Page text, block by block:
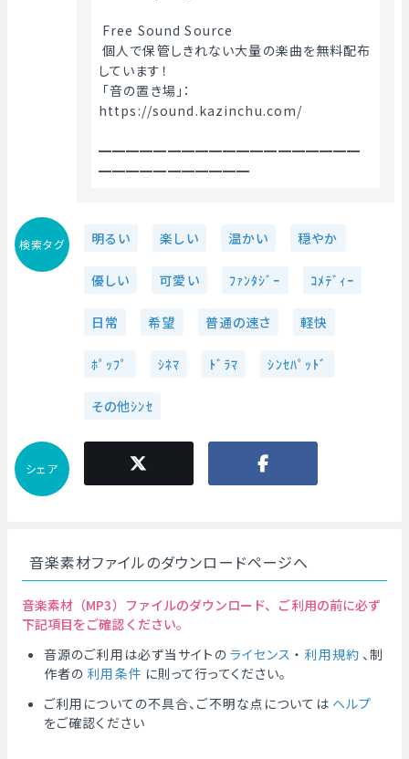
Free Sound Source
個人で保管しきれない大量の楽曲を無料配布
しています！
https://sound.kazinchu.com/
━━━━━━━━━━━━━━━━━━━
━━━━━━━━━━━
検索タグ 明るい 楽しい 温かい 穏やか
優しい 可愛い ﾌｧﾝﾀｼﾞｰ ｺﾒﾃﾞｨｰ
日常 希望 普通の速さ 軽快
ﾎﾟｯﾌﾟ ｼﾈﾏ ﾄﾞﾗﾏ ｼﾝｾﾊﾟｯﾄﾞ
その他ｼﾝｾ
シェア
音楽素材ファイルのダウンロードページへ
音楽素材（MP3）ファイルのダウンロード、ご利用の前に必ず
下記項目をご確認ください。
音源のご利用は必ず当サイトの ライセンス ・ 利用規約 、制
作者の 利用条件 に則って行ってください。
ご利用についての不具合、ご不明な点については ヘルプ
をご確認ください